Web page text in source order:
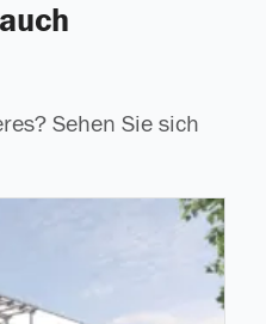
Sehen Sie sich